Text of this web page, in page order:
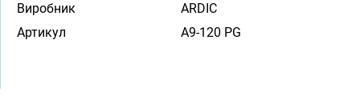
Виробник
ARDIC
Артикул
A9-120 PG